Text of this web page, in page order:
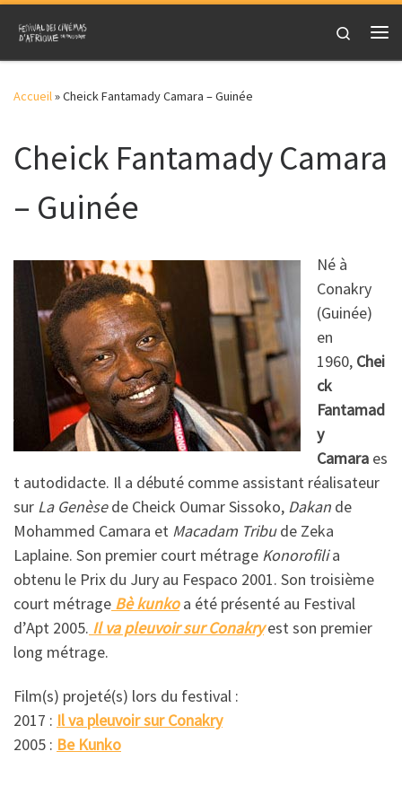
Skip to content
Search
Accueil»Cheick Fantamady Camara – Guinée
Cheick Fantamady Camara
– Guinée
Né à
Conakry
(Guinée)
en
1960, Chei
ck
Fantamad
y
Camara es
t autodidacte. Il a débuté comme assistant réalisateur
sur La Genèsede Cheick Oumar Sissoko, Dakan de
Mohammed Camara et Macadam Tribude Zeka
Laplaine. Son premier court métrage Konorofilia
obtenu le Prix du Jury au Fespaco 2001. Son troisième
court métrage Bè kunkoa été présenté au Festival
d’Apt 2005. Il va pleuvoir sur Conakryest son premier
long métrage.
Film(s) projeté(s) lors du festival :
2017 : Il va pleuvoir sur Conakry
2005 : Be Kunko